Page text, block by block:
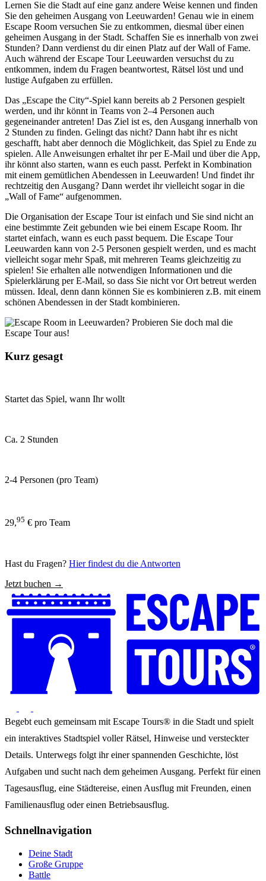
Lernen Sie die Stadt auf eine ganz andere Weise kennen und finden
Sie den geheimen Ausgang von Leeuwarden! Genau wie in einem
Escape Room versuchen Sie zu entkommen, diesmal über einen
geheimen Ausgang in der Stadt. Schaffen Sie es innerhalb von zwei
Stunden? Dann verdienst du dir einen Platz auf der Wall of Fame.
Auch während der Escape Tour Leeuwarden versuchst du zu
entkommen, indem du Fragen beantwortest, Rätsel löst und und
lustige Aufgaben zu erfüllen.
Das „Escape the City“-Spiel kann bereits ab 2 Personen gespielt
werden, und ihr könnt in Teams von 2–4 Personen auch
gegeneinander antreten! Das Ziel ist es, den Ausgang innerhalb von
2 Stunden zu finden. Gelingt das nicht? Dann habt ihr es nicht
geschafft, habt aber dennoch die Möglichkeit, das Spiel zu Ende zu
spielen. Alle Anweisungen erhaltet ihr per E-Mail und über die App,
ihr könnt also starten, wann es euch passt. Perfekt in Kombination
mit einem gemütlichen Abendessen in Leeuwarden! Und findet ihr
rechtzeitig den Ausgang? Dann werdet ihr vielleicht sogar in die
„Wall of Fame“ aufgenommen.
Die Organisation der Escape Tour ist einfach und Sie sind nicht an
eine bestimmte Zeit gebunden wie bei einem Escape Room. Ihr
startet einfach, wann es euch passt bequem. Die Escape Tour
Leeuwarden kann von 2-5 Personen gespielt werden, und es macht
vielleicht sogar mehr Spaß, mit mehreren Teams gleichzeitig zu
spielen! Sie erhalten alle notwendigen Informationen und die
Spielerklärung per E-Mail, so dass Sie nicht vor Ort betreut werden
müssen. Ideal, denn dann können Sie es kombinieren z.B. mit einem
schönen Abendessen in der Stadt kombinieren.
Kurz gesagt
Startet das Spiel, wann Ihr wollt
Ca. 2 Stunden
2-4 Personen (pro Team)
29,95 € pro Team
Hast du Fragen? Hier findest du die Antworten
Jetzt buchen →
Begebt euch gemeinsam mit Escape Tours® in die Stadt und spielt
ein interaktives Stadtspiel voller Rätsel, Hinweise und versteckter
Details. Unterwegs folgt ihr einer spannenden Geschichte, löst
Aufgaben und sucht nach dem geheimen Ausgang. Perfekt für einen
Tagesausflug, eine Städtereise, einen Ausflug mit Freunden, einen
Familienausflug oder einen Betriebsausflug.
Schnellnavigation
Deine Stadt
Große Gruppe
Battle